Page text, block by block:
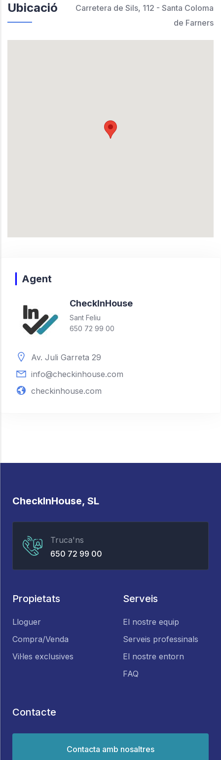
Ubicació
Carretera de Sils, 112 - Santa Coloma
de Farners
Agent
CheckInHouse
Sant Feliu
650 72 99 00
Av. Juli Garreta 29
info@checkinhouse.com
checkinhouse.com
CheckInHouse, SL
Truca'ns
650 72 99 00
Propietats
Lloguer
Compra/Venda
Vil·les exclusives
Serveis
El nostre equip
Serveis professinals
El nostre entorn
FAQ
Contacte
Contacta amb nosaltres